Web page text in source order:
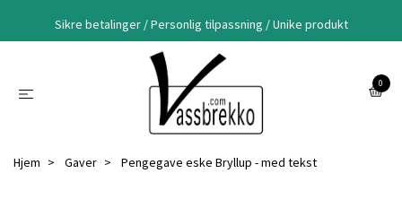
Sikre betalinger / Personlig tilpassning / Unike produkt
0
Hjem Gaver Pengegave eske Bryllup - med tekst